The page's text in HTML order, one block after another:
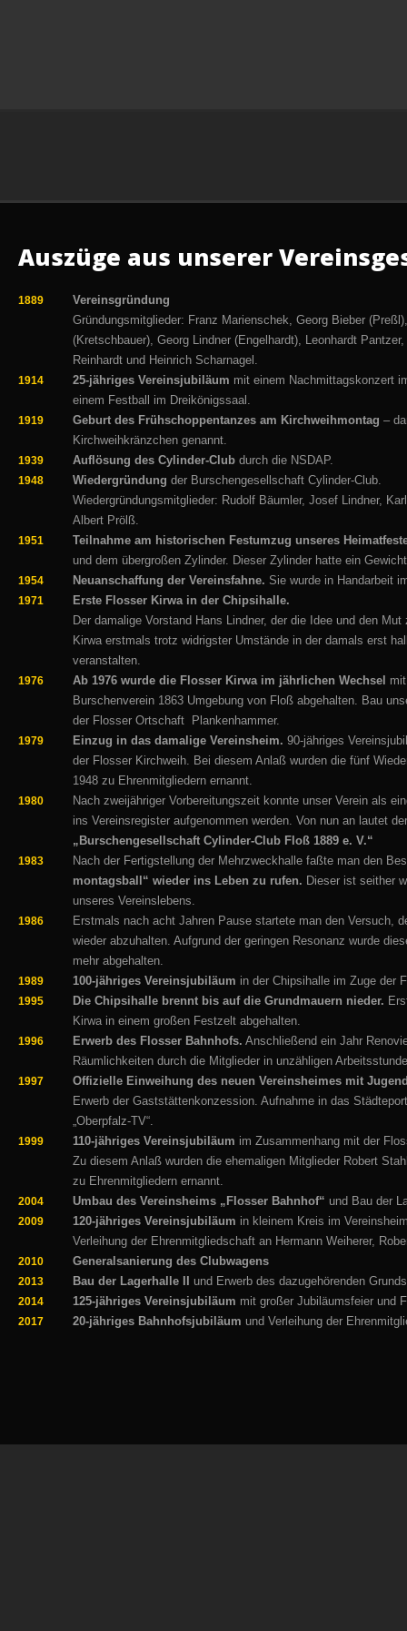
Auszüge aus unserer
1889
Vereinsgründung
Gründungsmitglieder: Franz Marienschek, Georg Bieber
(Kretschbauer), Georg Lindner (Engelhardt), Leonhardt
Reinhardt und Heinrich Scharnagel.
1914 25-jähriges Vereinsjubiläum mit einem Nachmittagskonzert
einem Festball im Dreikönigssaal.
1919 Geburt des Frühschoppentanzes am Kirchweihmontag –
Kirchweihkränzchen genannt.
1939 Auflösung des Cylinder-Club durch die NSDAP.
1948 Wiedergründung der Burschengesellschaft Cylinder-Club.
Wiedergründungsmitglieder: Rudolf Bäumler, Josef Lindner,
Albert Prölß.
1951
Teilnahme am historischen Festumzug unseres
und dem übergroßen Zylinder. Dieser Zylinder hatte ein
1954 Neuanschaffung der Vereinsfahne. Sie wurde in Handarbeit
1971
Erste Flosser Kirwa in der Chipsihalle.
Der damalige Vorstand Hans Lindner, der die Idee und den
Kirwa erstmals trotz widrigster Umstände in der damals erst
veranstalten.
1976 Ab 1976 wurde die Flosser Kirwa im jährlichen Wechsel
Burschenverein 1863 Umgebung von Floß abgehalten. Bau
der Flosser Ortschaft Plankenhammer.
1979 Einzug in das damalige Vereinsheim. 90-jähriges
der Flosser Kirchweih. Bei diesem Anlaß wurden die fünf
1948 zu Ehrenmitgliedern ernannt.
1980
Nach zweijähriger Vorbereitungszeit konnte unser Verein als
ins Vereinsregister aufgenommen werden. Von nun an lautet
„Burschengesellschaft Cylinder-Club Floß 1889 e. V.“
1983
Nach der Fertigstellung der Mehrzweckhalle faßte man den
montagsball“ wieder ins Leben zu rufen. Dieser ist seither
unseres Vereinslebens.
1986
Erstmals nach acht Jahren Pause startete man den Versuch,
wieder abzuhalten. Aufgrund der geringen Resonanz wurde
mehr abgehalten.
1989 100-jähriges Vereinsjubiläum in der Chipsihalle im Zuge der
1995 Die Chipsihalle brennt bis auf die Grundmauern nieder.
Kirwa in einem großen Festzelt abgehalten.
1996 Erwerb des Flosser Bahnhofs. Anschließend ein Jahr
Räumlichkeiten durch die Mitglieder in unzähligen
1997
Offizielle Einweihung des neuen Vereinsheimes mit
Erwerb der Gaststättenkonzession. Aufnahme in das
„Oberpfalz-TV“.
1999 110-jähriges Vereinsjubiläum im Zusammenhang mit der
Zu diesem Anlaß wurden die ehemaligen Mitglieder Robert
zu Ehrenmitgliedern ernannt.
2004 Umbau des Vereinsheims „Flosser Bahnhof“ und Bau der
2009 120-jähriges Vereinsjubiläum in kleinem Kreis im
Verleihung der Ehrenmitgliedschaft an Hermann Weiherer,
2010 Generalsanierung des Clubwagens
2013 Bau der Lagerhalle II und Erwerb des dazugehörenden
2014 125-jähriges Vereinsjubiläum mit großer Jubiläumsfeier und
2017 20-jähriges Bahnhofsjubiläum und Verleihung der